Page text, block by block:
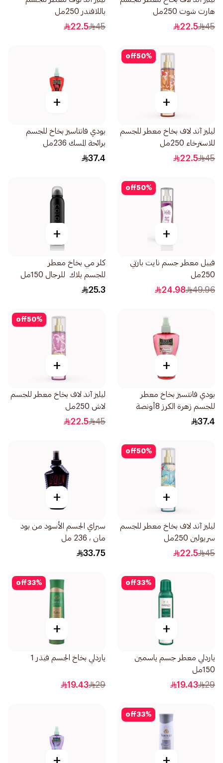
هارت شوت 250مل
45
22.5
باللافندر 250مل
45
22.5
50%
off
+
ليليز آند لاف بخاخ معطر للجسم
للاسترخاء 250مل
45
22.5
+
بودي فانتاسيز بخاخ للجسم
برائحة المسك 236مل
37.4
50%
off
+
فييل معطر جسم نايت بارتي
250مل
49.96
24.98
+
كلر مي بخاخ معطر
للجسم بلاك للرجال 150مل
25.3
+
بودي فانتسيز بخاخ معطر
للجسم زهرة الكرز 8أونصة
37.4
50%
off
+
ليليز آند لاف بخاخ معطر للجسم
لاش 250مل
45
22.5
50%
off
+
ليليز آند لاف بخاخ معطر للجسم
سريولين 250مل
45
22.5
+
سبراي الجسم الأسود من بود
مان ، 236 مل
33.75
33%
off
+
ياردلي معطر جسم ياسمين
150مل
29
19.43
33%
off
+
ياردلي بخاخ الجسم فيذر 1
29
19.43
33%
off